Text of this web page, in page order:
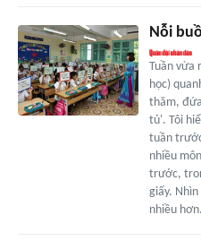
Nỗi
Tuần vừa
học)
thăm,
tủ'. Tôi
tuần
nhiều
trước,
giấy.
nhiều